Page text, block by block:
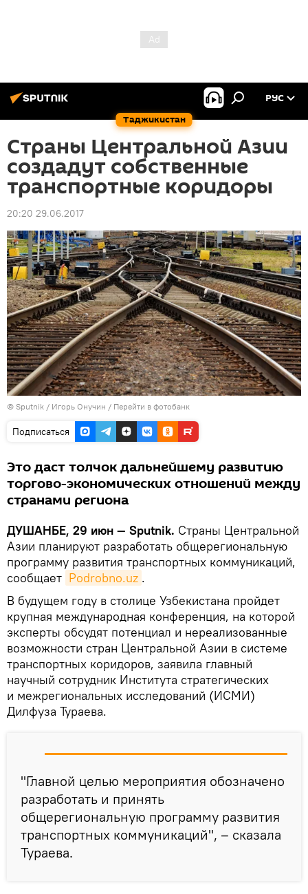
Таджикистан
РУС
Страны Центральной Азии
создадут собственные
транспортные коридоры
20:20 29.06.2017
© Sputnik / Игорь Онучин / Перейти в фотобанк
Подписаться
Это даст толчок дальнейшему развитию
торгово-экономических отношений между
странами региона
ДУШАНБЕ, 29 июн — Sputnik. Страны Центральной
Азии планируют разработать общерегиональную
программу развития транспортных коммуникаций,
сообщает Podrobno.uz .
В будущем году в столице Узбекистана пройдет
крупная международная конференция, на которой
эксперты обсудят потенциал и нереализованные
возможности стран Центральной Азии в системе
транспортных коридоров, заявила главный
научный сотрудник Института стратегических
и межрегиональных исследований (ИСМИ)
Дилфуза Тураева.
"Главной целью мероприятия обозначено
разработать и принять
общерегиональную программу развития
транспортных коммуникаций", – сказала
Тураева.